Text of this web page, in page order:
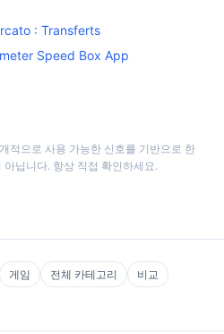
: Transferts
Speed Box App
적으로 사용 가능한 신호를 기반으로 한
닙니다. 항상 직접 확인하세요.
게임 전체 카테고리 비교